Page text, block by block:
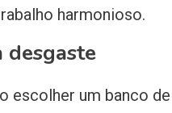
harmonioso.
desgaste
escolher um banco